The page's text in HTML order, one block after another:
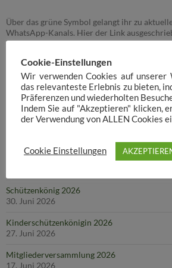
Über das grüne Symbol gelangt ihr zu
WhatsApp-Kanals. Hier der Link
https://whatsapp.com/channel/
AKTUELLES
Throngesellschaft 2026
Schützenkönig 2026
30. Juni 2026
Kinderschützenkönigin 2026
27. Juni 2026
Mitgliederversammlung 2026
17. Juni 2026
Cookie-Einstellungen
Wir verwenden Cookies auf unserer
das relevanteste Erlebnis zu bieten,
Präferenzen und wiederholten
Indem Sie auf "Akzeptieren" klicken,
der Verwendung von ALLEN Cookies
Cookie Einstellungen